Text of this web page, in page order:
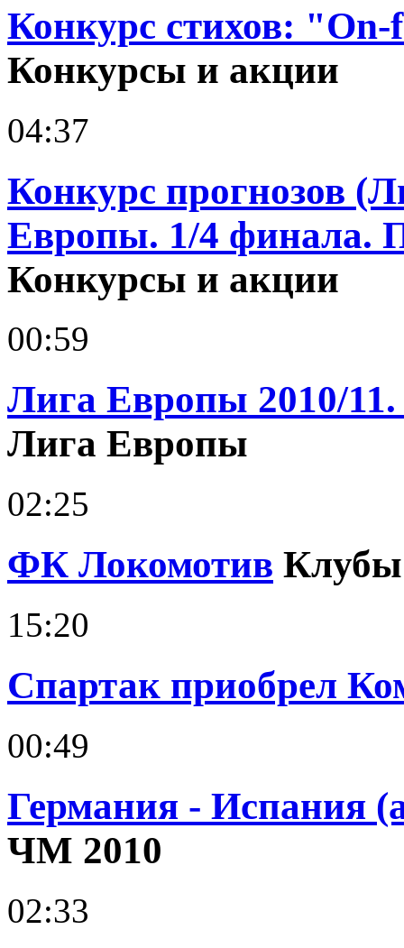
Конкурс стихов:
Конкурсы и акции
04:37
Конкурс прогнозов
Европы. 1/4 финала.
Конкурсы и акции
00:59
Лига Европы 2010/
Лига Европы
02:25
ФК Локомотив Клубы
15:20
Спартак приобрел
00:49
Германия - Испания
ЧМ 2010
02:33